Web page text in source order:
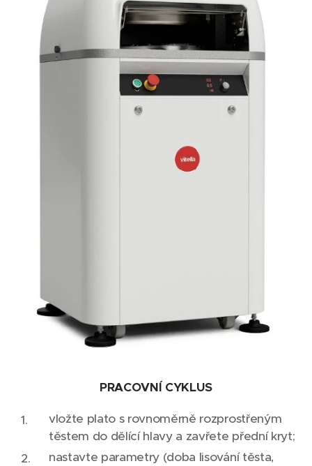
PRACOVNÍ CYKLUS
vložte plato s rovnoměrně rozprostřeným
těstem do dělící hlavy a zavřete přední kryt;
nastavte parametry (doba lisování těsta,